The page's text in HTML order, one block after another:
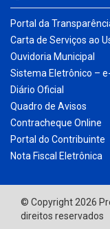
Portal da
Carta de Serviços ao
Ouvidoria Municipal
Sistema Eletrônico –
Diário Oficial
Quadro de Avisos
Contracheque Online
Portal do Contribuinte
Nota Fiscal Eletrônica
© Copyright 2026
direitos reservados